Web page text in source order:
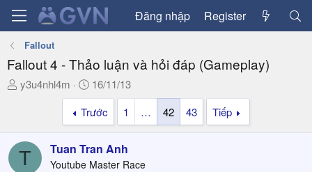
Đăng nhập Register
Fallout
Fallout 4 - Thảo luận và hỏi đáp (Gameplay)
T
a
d
y3u4nhl4m
N
g
à
y
ử
16/11/13
Trước
1 … 42 43 Tiếp
T Tuan Tran Anh
Youtube Master Race